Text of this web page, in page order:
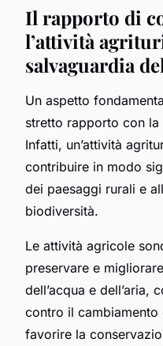
Il rapporto di
l’attività
salvaguardia
Un aspetto
stretto rapporto con la
Infatti, un’attività
contribuire in modo
dei paesaggi rurali e
biodiversità.
Le attività agricole
preservare e
dell’acqua e dell’aria,
contro il
favorire la